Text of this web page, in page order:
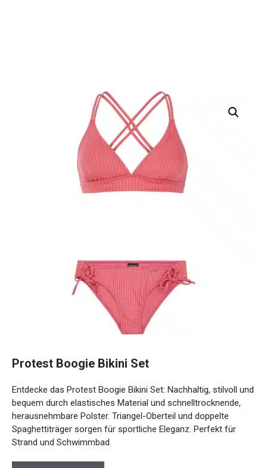
und bequem durch elastisches Material und
schnelltrocknende, herausnehmbare Polster. Triangel-
Oberteil und doppelte Spaghettiträger sorgen für sportliche
Eleganz. Perfekt für Strand und Schwimmbad.